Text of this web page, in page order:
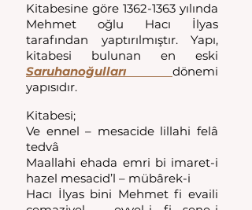
Kitabesine göre 1362-1363 yılında
Mehmet oğlu Hacı İlyas
tarafından yaptırılmıştır. Yapı,
Saruhanoğulları dönemi
yapısıdır.
Kitabesi;
Ve ennel – mesacide lillahi felâ
tedvâ
Maallahi ehada emri bi imaret-i
hazel mesacid’l – mübârek-i
Hacı İlyas bini Mehmet fi evaili